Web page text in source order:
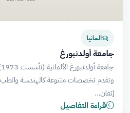
المانيا
جامعة أولدنبورغ
وتقدم تخصصات متنوعة كالهندسة
إتقان…
قراءة التفاصيل